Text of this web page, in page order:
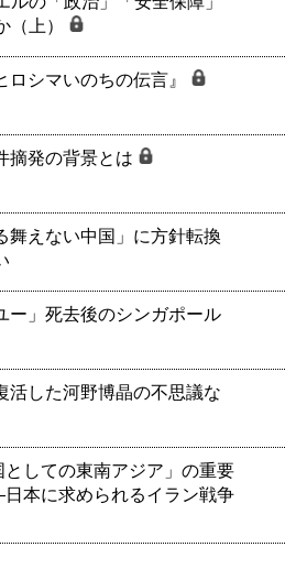
（上）
シマいのちの伝言』
摘発の背景とは
舞えない中国」に方針転換
ー」死去後のシンガポール
活した河野博晶の不思議な
としての東南アジア」の重要
本に求められるイラン戦争